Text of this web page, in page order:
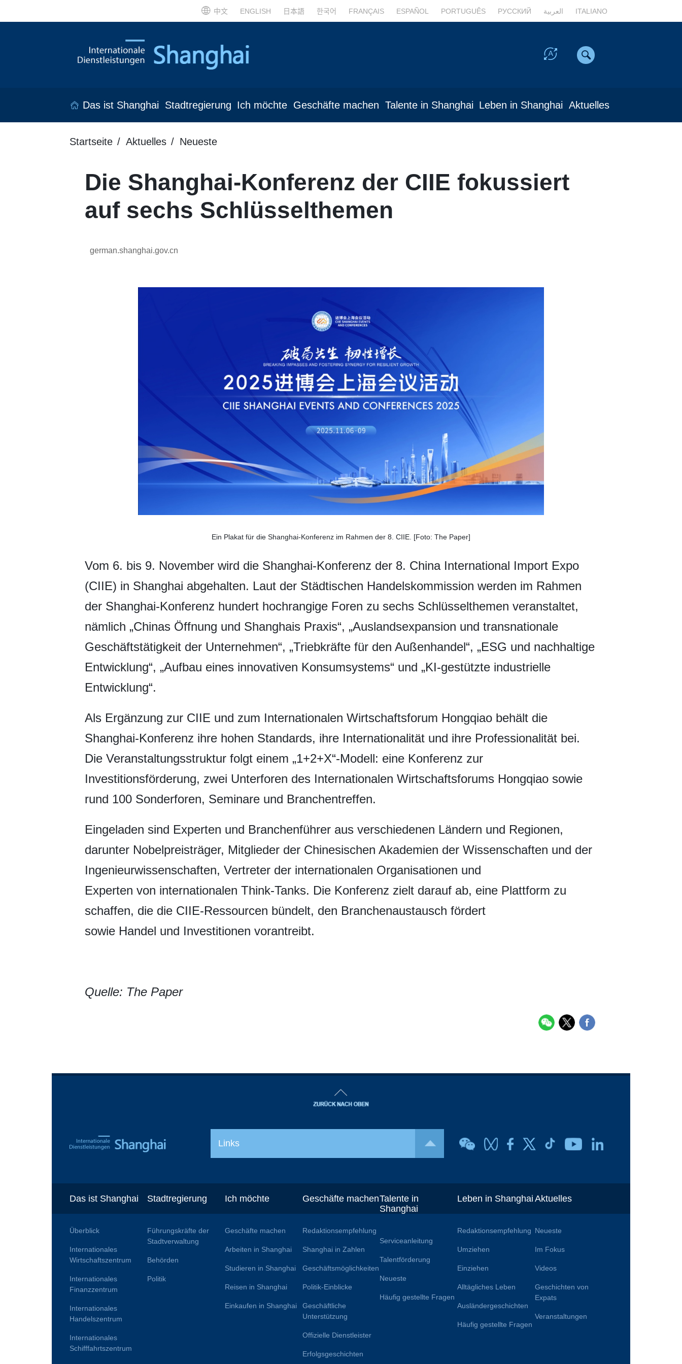
中文 ENGLISH 日本語 한국어 FRANÇAIS ESPAÑOL PORTUGUÊS РУССКИЙ العربية ITALIANO
Das ist Shanghai Stadtregierung Ich möchte Geschäfte machen Talente in Shanghai Leben in Shanghai Aktuelles
Startseite Aktuelles Neueste
Die Shanghai-Konferenz der CIIE fokussiert
auf sechs Schlüsselthemen
german.shanghai.gov.cn
Ein Plakat für die Shanghai-Konferenz im Rahmen der 8. CIIE. [Foto: The Paper]
Vom 6. bis 9. November wird die Shanghai-Konferenz der 8. China International Import Expo
(CIIE) in Shanghai abgehalten. Laut der Städtischen Handelskommission werden im Rahmen
der Shanghai-Konferenz hundert hochrangige Foren zu sechs Schlüsselthemen veranstaltet,
nämlich „Chinas Öffnung und Shanghais Praxis“, „Auslandsexpansion und transnationale
Geschäftstätigkeit der Unternehmen“, „Triebkräfte für den Außenhandel“, „ESG und nachhaltige
Entwicklung“, „Aufbau eines innovativen Konsumsystems“ und „KI-gestützte industrielle
Entwicklung“.
Als Ergänzung zur CIIE und zum Internationalen Wirtschaftsforum Hongqiao behält die
Shanghai-Konferenz ihre hohen Standards, ihre Internationalität und ihre Professionalität bei.
Die Veranstaltungsstruktur folgt einem „1+2+X“-Modell: eine Konferenz zur
Investitionsförderung, zwei Unterforen des Internationalen Wirtschaftsforums Hongqiao sowie
rund 100 Sonderforen, Seminare und Branchentreffen.
Eingeladen sind Experten und Branchenführer aus verschiedenen Ländern und Regionen,
darunter Nobelpreisträger, Mitglieder der Chinesischen Akademien der Wissenschaften und der
Ingenieurwissenschaften, Vertreter der internationalen Organisationen und
Experten von internationalen Think-Tanks. Die Konferenz zielt darauf ab, eine Plattform zu
schaffen, die die CIIE-Ressourcen bündelt, den Branchenaustausch fördert
sowie Handel und Investitionen vorantreibt.
Quelle: The Paper
Links
Das ist Shanghai
Überblick
Internationales
Wirtschaftszentrum
Internationales
Finanzzentrum
Internationales
Handelszentrum
Internationales
Schifffahrtszentrum
Stadtregierung
Führungskräfte der
Stadtverwaltung
Behörden
Politik
Ich möchte
Geschäfte machen
Arbeiten in Shanghai
Studieren in Shanghai
Reisen in Shanghai
Einkaufen in Shanghai
Geschäfte machen
Redaktionsempfehlung
Shanghai in Zahlen
Geschäftsmöglichkeiten
Politik-Einblicke
Geschäftliche
Unterstützung
Offizielle Dienstleister
Erfolgsgeschichten
Talente in
Shanghai
Serviceanleitung
Talentförderung
Neueste
Häufig gestellte Fragen
Leben in Shanghai
Redaktionsempfehlung
Umziehen
Einziehen
Alltägliches Leben
Ausländergeschichten
Häufig gestellte Fragen
Aktuelles
Neueste
Im Fokus
Videos
Geschichten von
Expats
Veranstaltungen